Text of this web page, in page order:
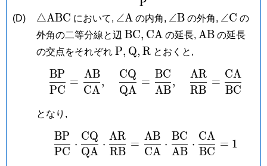
(D) \triangle\mathrm{ABC}
△ABC において, \angle\mathrm
A
∠A の内角, \angle\mathrm
B
∠B の外角,
C
∠C の
外角の二等分線と辺 \mathrm{BC},
BC, \mathrm{CA}
CA の延長, AB の延長
の交点をそれぞれ \mathrm
P, \mathrm
Q, \mathrm
R とおくと,
PC
BP
=
CA
AB
,
QA
CQ
=
AB
BC
,
RB
AR
=
BC
CA
となり,
PC
BP
⋅
QA
CQ
⋅
RB
AR
=
CA
AB
⋅
AB
BC
⋅
BC
CA
= 1